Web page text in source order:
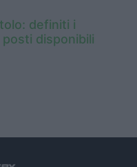
definiti i
posti disponibili